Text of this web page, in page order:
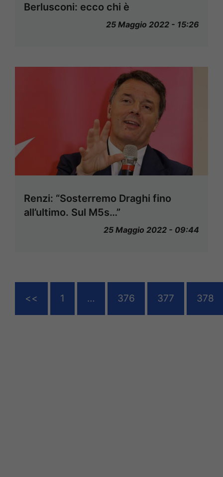
Berlusconi: ecco chi è
25 Maggio 2022 - 15:26
Renzi: “Sosterremo Draghi fino
all’ultimo. Sul M5s…”
25 Maggio 2022 - 09:44
<< 1 … 376 377 378